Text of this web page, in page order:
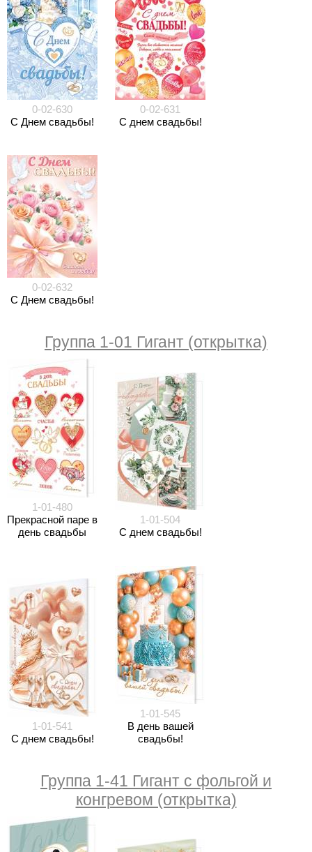
0-02-630
С Днем свадьбы!
0-02-631
С днем свадьбы!
0-02-632
С Днем свадьбы!
Группа 1-01 Гигант (открытка)
1-01-480
Прекрасной паре в
день свадьбы
1-01-504
С днем свадьбы!
1-01-541
С днем свадьбы!
1-01-545
В день вашей
свадьбы!
Группа 1-41 Гигант с фольгой и
конгревом (открытка)